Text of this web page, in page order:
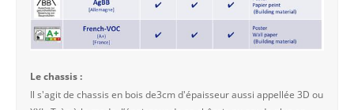
Le chassis :
Il s'agit de chassis en bois de3cm d'épaisseur aussi appellée 3D ou